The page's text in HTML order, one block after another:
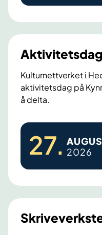
a
p
p
s
e
r
t
m
e
d
M
r
n
e
K
r
Aktivitetsdag
Kulturnettverket i
aktivitetsdag på
å delta.
A
v
i
t
e
27. 2026